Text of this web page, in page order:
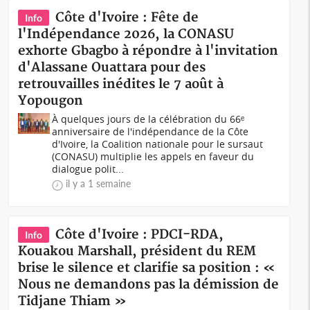
Info
Côte d'Ivoire : Fête de
l'Indépendance 2026, la CONASU
exhorte Gbagbo à répondre à l'invitation
d'Alassane Ouattara pour des
retrouvailles inédites le 7 août à
Yopougon
À quelques jours de la célébration du 66ᵉ
anniversaire de l'indépendance de la Côte
d'Ivoire, la Coalition nationale pour le sursaut
(CONASU) multiplie les appels en faveur du
dialogue polit...
il y a 1 semaine
Info
Côte d'Ivoire : PDCI-RDA,
Kouakou Marshall, président du REM
brise le silence et clarifie sa position : «
Nous ne demandons pas la démission de
Tidjane Thiam »